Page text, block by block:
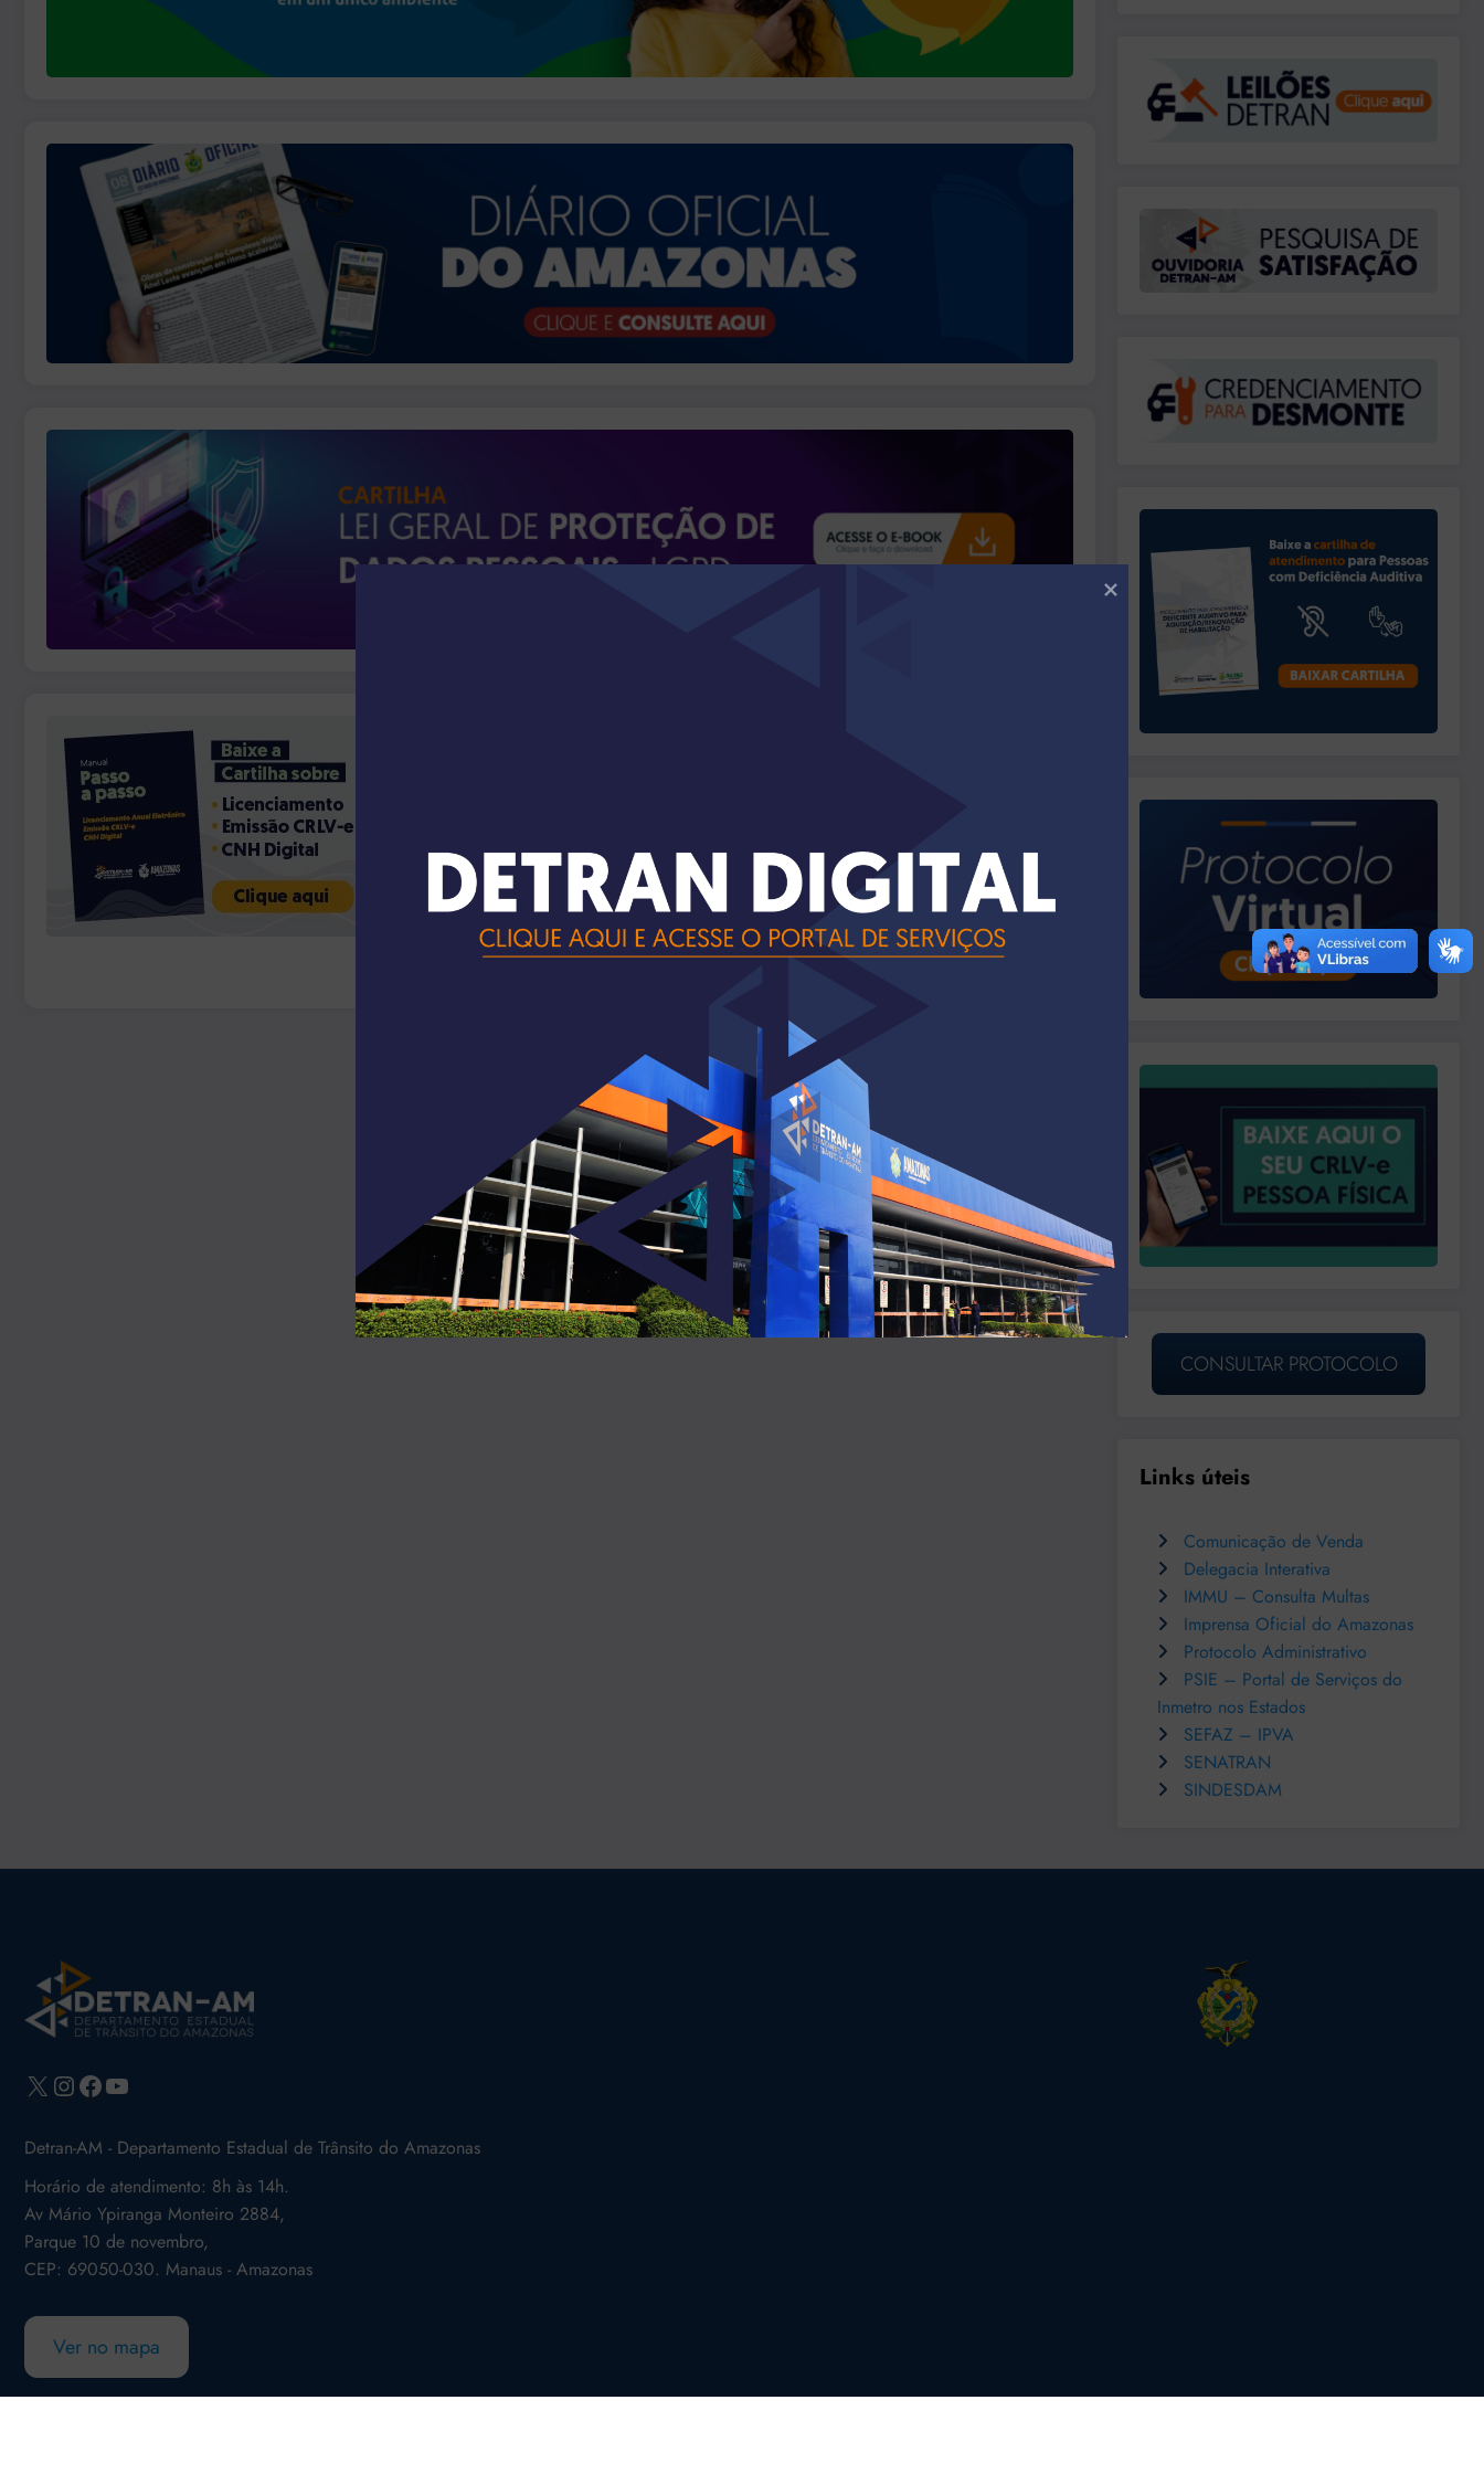
CONSULTAR PROTOCOLO
Links úteis
Comunicação de Venda
Delegacia Interativa
IMMU – Consulta Multas
Imprensa Oficial do Amazonas
Protocolo Administrativo
PSIE – Portal de Serviços do
Inmetro nos Estados
SEFAZ – IPVA
SENATRAN
SINDESDAM
X Instagram
Facebook
Youtube
Detran-AM - Departamento Estadual de Trânsito do Amazonas
Horário de atendimento: 8h às 14h.
Av Mário Ypiranga Monteiro 2884,
Parque 10 de novembro,
CEP: 69050-030. Manaus - Amazonas
Ver no mapa